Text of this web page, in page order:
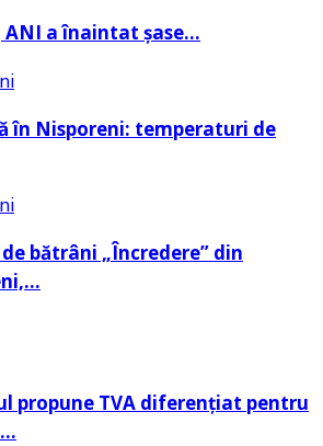
ANI a înaintat șase…
în Nisporeni: temperaturi de
bătrâni „Încredere” din
propune TVA diferențiat pentru